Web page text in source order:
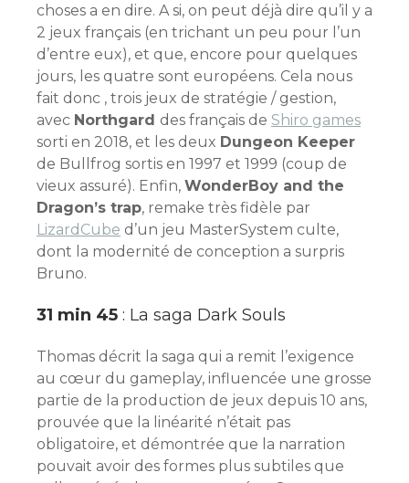
choses a en dire. A si, on peut déjà dire qu’il y a
2 jeux français (en trichant un peu pour l’un
d’entre eux), et que, encore pour quelques
jours, les quatre sont européens. Cela nous
fait donc , trois jeux de stratégie / gestion,
avec Northgard des français de Shiro games
sorti en 2018, et les deux Dungeon Keeper
de Bullfrog sortis en 1997 et 1999 (coup de
vieux assuré). Enfin, WonderBoy and the
Dragon’s trap, remake très fidèle par
LizardCube d’un jeu MasterSystem culte,
dont la modernité de conception a surpris
Bruno.
31 min 45 : La saga Dark Souls
Thomas décrit la saga qui a remit l’exigence
au cœur du gameplay, influencée une grosse
partie de la production de jeux depuis 10 ans,
prouvée que la linéarité n’était pas
obligatoire, et démontrée que la narration
pouvait avoir des formes plus subtiles que